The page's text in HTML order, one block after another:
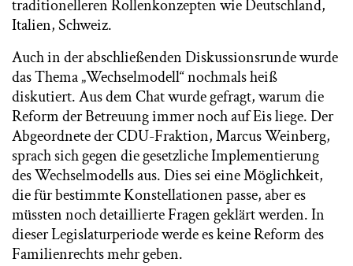
traditionelleren Rollenkonzepten wie Deutschland,
Italien, Schweiz.
Auch in der abschließenden Diskussionsrunde wurde
das Thema „Wechselmodell“ nochmals heiß
diskutiert. Aus dem Chat wurde gefragt, warum die
Reform der Betreuung immer noch auf Eis liege. Der
Abgeordnete der CDU-Fraktion, Marcus Weinberg,
sprach sich gegen die gesetzliche Implementierung
des Wechselmodells aus. Dies sei eine Möglichkeit,
die für bestimmte Konstellationen passe, aber es
müssten noch detaillierte Fragen geklärt werden. In
dieser Legislaturperiode werde es keine Reform des
Familienrechts mehr geben.